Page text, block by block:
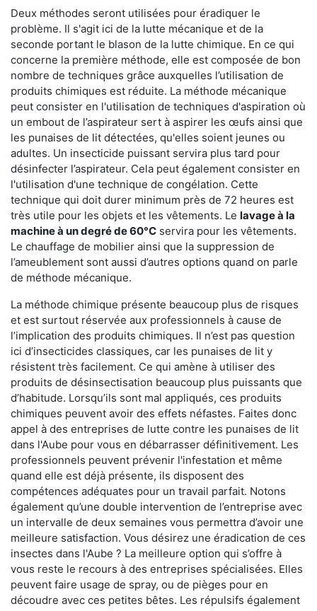
Deux méthodes seront utilisées pour éradiquer le
problème. Il s'agit ici de la lutte mécanique et de la
seconde portant le blason de la lutte chimique. En ce qui
concerne la première méthode, elle est composée de bon
nombre de techniques grâce auxquelles l’utilisation de
produits chimiques est réduite. La méthode mécanique
peut consister en l'utilisation de techniques d'aspiration où
un embout de l’aspirateur sert à aspirer les œufs ainsi que
les punaises de lit détectées, qu'elles soient jeunes ou
adultes. Un insecticide puissant servira plus tard pour
désinfecter l’aspirateur. Cela peut également consister en
l'utilisation d'une technique de congélation. Cette
technique qui doit durer minimum près de 72 heures est
très utile pour les objets et les vêtements. Le lavage à la
machine à un degré de 60°C servira pour les vêtements.
Le chauffage de mobilier ainsi que la suppression de
l’ameublement sont aussi d’autres options quand on parle
de méthode mécanique.
La méthode chimique présente beaucoup plus de risques
et est surtout réservée aux professionnels à cause de
l’implication des produits chimiques. Il n’est pas question
ici d’insecticides classiques, car les punaises de lit y
résistent très facilement. Ce qui amène à utiliser des
produits de désinsectisation beaucoup plus puissants que
d’habitude. Lorsqu’ils sont mal appliqués, ces produits
chimiques peuvent avoir des effets néfastes. Faites donc
appel à des entreprises de lutte contre les punaises de lit
dans l'Aube pour vous en débarrasser définitivement. Les
professionnels peuvent prévenir l'infestation et même
quand elle est déjà présente, ils disposent des
compétences adéquates pour un travail parfait. Notons
également qu’une double intervention de l’entreprise avec
un intervalle de deux semaines vous permettra d’avoir une
meilleure satisfaction. Vous désirez une éradication de ces
insectes dans l'Aube ? La meilleure option qui s’offre à
vous reste le recours à des entreprises spécialisées. Elles
peuvent faire usage de spray, ou de pièges pour en
découdre avec ces petites bêtes. Les répulsifs également